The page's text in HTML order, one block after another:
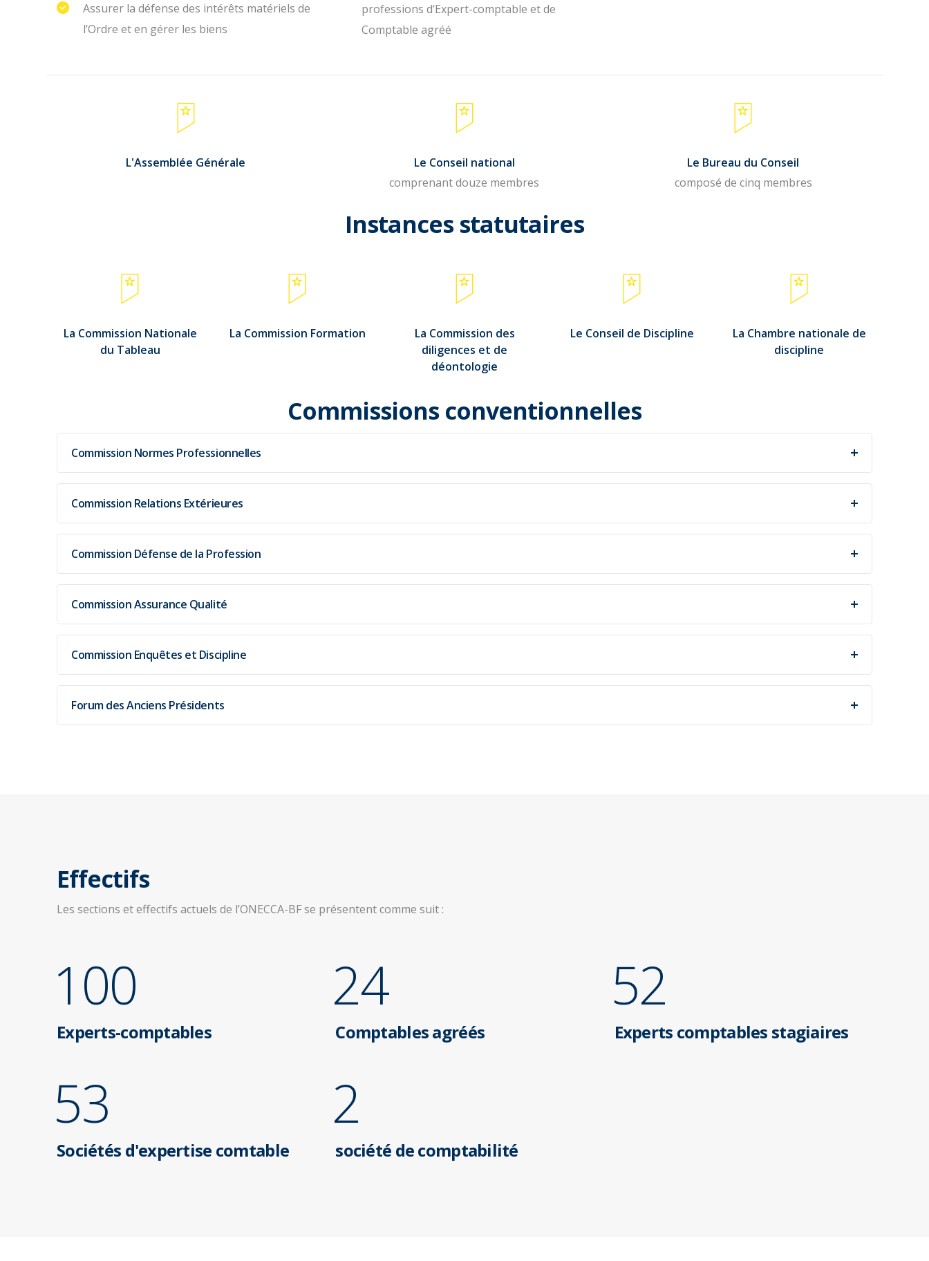
Assurer la défense des intérêts matériels de
l’Ordre et en gérer les biens
professions d’Expert-comptable et de
Comptable agréé
L'Assemblée Générale
Le Conseil national
comprenant douze membres
Le Bureau du Conseil
composé de cinq membres
Instances statutaires
La Commission Nationale
du Tableau
La Commission Formation
La Commission des
diligences et de
déontologie
Le Conseil de Discipline
La Chambre nationale de
discipline
Commissions conventionnelles
Commission Normes Professionnelles
Commission Relations Extérieures
Commission Défense de la Profession
Commission Assurance Qualité
Commission Enquêtes et Discipline
Forum des Anciens Présidents
Effectifs
Les sections et effectifs actuels de l’ONECCA-BF se présentent comme suit :
100
Experts-comptables
24
Comptables agréés
52
Experts comptables stagiaires
53
Sociétés d'expertise comtable
2
société de comptabilité